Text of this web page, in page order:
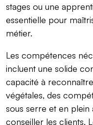
stages ou une
essentielle pour
métier.
Les compétences
incluent une solide
capacité à
végétales, des
sous serre et en plein
conseiller les clients.